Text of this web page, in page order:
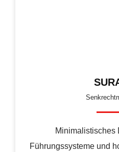
Minimalistisches
Führungssysteme und